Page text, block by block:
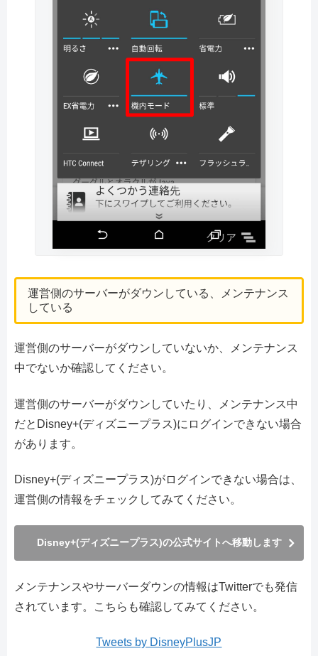
運営側のサーバーがダウンしている、メンテナンス
している
運営側のサーバーがダウンしていないか、メンテナンス
中でないか確認してください。
運営側のサーバーがダウンしていたり、メンテナンス中
だとDisney+(ディズニープラス)にログインできない場合
があります。
Disney+(ディズニープラス)がログインできない場合は、
運営側の情報をチェックしてみてください。
Disney+(ディズニープラス)の公式サイトへ移動します
メンテナンスやサーバーダウンの情報はTwitterでも発信
されています。こちらも確認してみてください。
Tweets by DisneyPlusJP